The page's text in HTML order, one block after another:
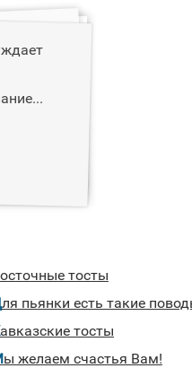
Восточные тосты
Для пьянки есть такие
Кавказские тосты
Мы желаем счастья Вам!